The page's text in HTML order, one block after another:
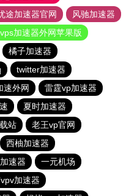
途加速器官网
风驰加速器
加速器外网苹果版
橘子加速器
twitter加速器
速外网
雷霆vp加速器
夏时加速器
站
老王vp官网
西柚加速器
速器
一元机场
加速器